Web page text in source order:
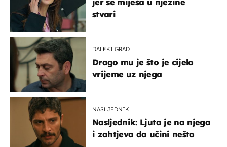
jer se miješa u njezine
stvari
DALEKI GRAD
Drago mu je što je cijelo
vrijeme uz njega
NASLJEDNIK
Nasljednik: Ljuta je na njega
i zahtjeva da učini nešto